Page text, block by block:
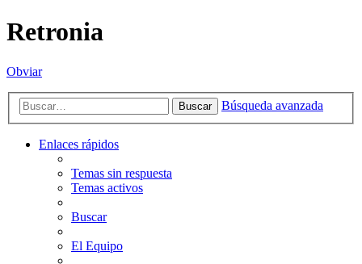
Retronia
Obviar
Buscar Búsqueda avanzada
Enlaces rápidos
Temas sin respuesta
Temas activos
Buscar
El Equipo